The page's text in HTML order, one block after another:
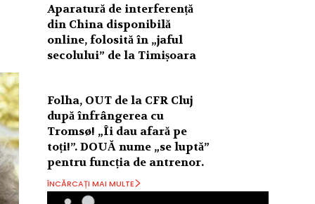
Aparatură de interferență
din China disponibilă
online, folosită în „jaful
secolului” de la Timișoara
Folha, OUT de la CFR Cluj
după înfrângerea cu
Tromsø! „Îi dau afară pe
toți!”. DOUĂ nume „se luptă”
pentru funcția de antrenor.
ÎNCĂRCAȚI MAI MULTE